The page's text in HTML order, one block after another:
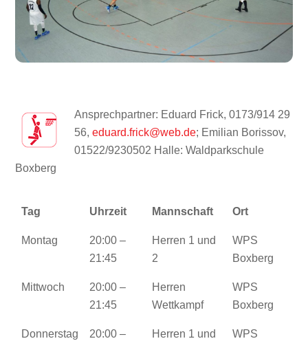
Ansprechpartner: Eduard Frick, 0173/914 29
56,eduard.frick@web.de; Emilian Borissov,
01522/9230502 Halle: Waldparkschule
Boxberg
Tag Uhrzeit Mannschaft Ort
Montag
20:00 –
21:45
Herren 1 und
2
WPS
Boxberg
Mittwoch
20:00 –
21:45
Herren
Wettkampf
WPS
Boxberg
Donnerstag
20:00 –
Herren 1 und
WPS